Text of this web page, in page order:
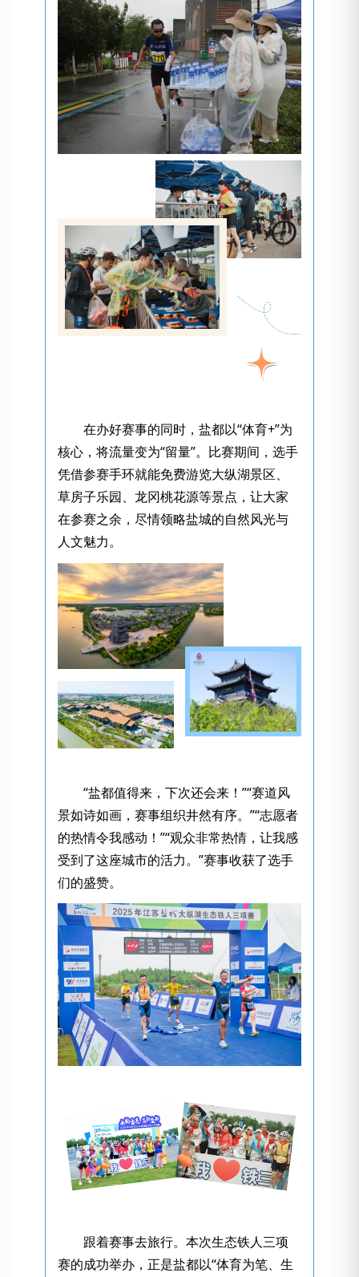
在办好赛事的同时，盐都以“体育+”为
核心，将流量变为“留量”。比赛期间，选手
凭借参赛手环就能免费游览大纵湖景区、
草房子乐园、龙冈桃花源等景点，让大家
在参赛之余，尽情领略盐城的自然风光与
人文魅力。
“盐都值得来，下次还会来！”“赛道风
景如诗如画，赛事组织井然有序。”“志愿者
的热情令我感动！”“观众非常热情，让我感
受到了这座城市的活力。”赛事收获了选手
们的盛赞。
跟着赛事去旅行。本次生态铁人三项
赛的成功举办，正是盐都以“体育为笔、生